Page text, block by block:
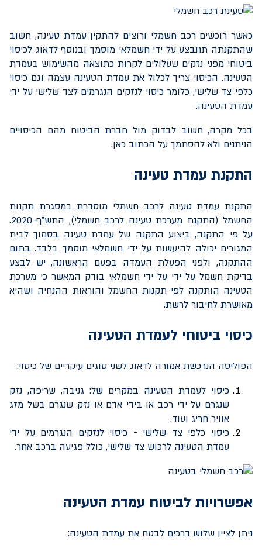
כאשר רוכשים רכב חשמלי ורוצים להתקין עמדת טעינה, חשוב
שהתקנתה תתבצע על ידי חשמלאי מוסמך ובנוסף לדאוג לכיסוי
ביטוחי מפני נזקים שעלולים לקרות כתוצאה מהשימוש בעמדת
הטעינה. הכיסוי צריך לכלול את עמדת הטעינה עצמה וגם כיסוי
כלפי צד שלישי, כלומר כיסוי לנזקים הנגרמים לצד שלישי על ידי
עמדת הטעינה.
בכל מקרה, חשוב לבדוק מול חברת הביטוח מהם הכיסויים
הניתנים ולא להסתמך על הכתוב כאן.
התקנת עמדת טעינה
התקנת עמדת טעינה לרכב חשמלי מוסדרת במסגרת תקנות
החשמל (התקנת מערכת טעינה לרכב חשמלי), התש"ף-2020.
על פי התקנה, ביצוע התקנה של עמדת טעינה בסמוך לבית
המגורים יכולה להיעשות על ידי חשמלאי מוסמך בלבד. בתום
ההתקנה, ולפני הפעלת העמדה בפעם הראשונה, יש לבצע
בדיקת חשמל על ידי על ידי חשמלאי בודק המאשר כי מערכת
הטעינה הותקנה לפי תקנות החשמל והוראות ההנחיה ושהיא
מאושרת לחיבור לרשת.
כיסוי ביטוחי לעמדת הטעינה
הפוליסה הנרכשת אמורה לדאוג לשני סוגים עיקריים של כיסוי:
כיסוי לעמדת הטעינה במקרים של: גניבה, שריפה, נזק
שנגרם על ידי רכב או בידי אדם או נזק שנגרם בשל מזג
אוויר חריג ועוד.
כיסוי כלפי צד שלישי - כיסוי לנזקים הנגרמים על ידי
עמדת הטעינה לרכוש צד שלישי, כולל פגיעה ברכב אחר.
אפשרויות לביטוח עמדת הטעינה
ניתן לציין שלוש דרכים לבטח את עמדת הטעינה: